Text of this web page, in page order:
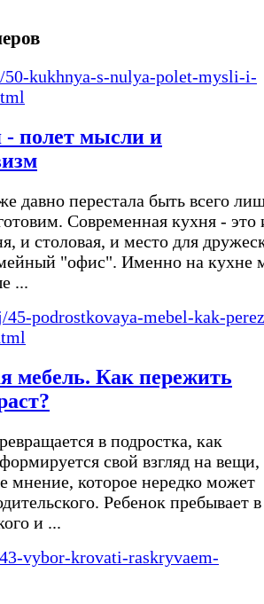
- полет мысли и
давно перестала быть всего
Современная кухня - это
и столовая, и место для
"офис". Именно на кухне
...
мебель. Как пережить
в подростка, как
свой взгляд на вещи,
мнение, которое нередко может
Ребенок пребывает в
и ...